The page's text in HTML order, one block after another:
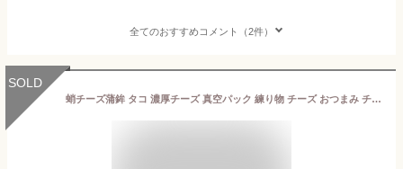
全てのおすすめコメント（2件）
SOLD
蛸チーズ蒲鉾 タコ 濃厚チーズ 真空パック 練り物 チーズ おつまみ チーズかまぼこ お正月 おせち料理 単品 冷蔵 お取り寄せ 珍味 ワイン 家飲み 岡山 半夏生 おつまみ お惣菜 食品 11/11チーズの日 8/8タコの日 オードブル mogsea モグシー